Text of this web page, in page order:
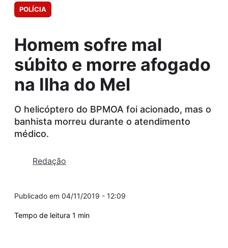
POLÍCIA
Homem sofre mal
súbito e morre afogado
na Ilha do Mel
O helicóptero do BPMOA foi acionado, mas o
banhista morreu durante o atendimento
médico.
Redação
04/11/2019 - 12:09